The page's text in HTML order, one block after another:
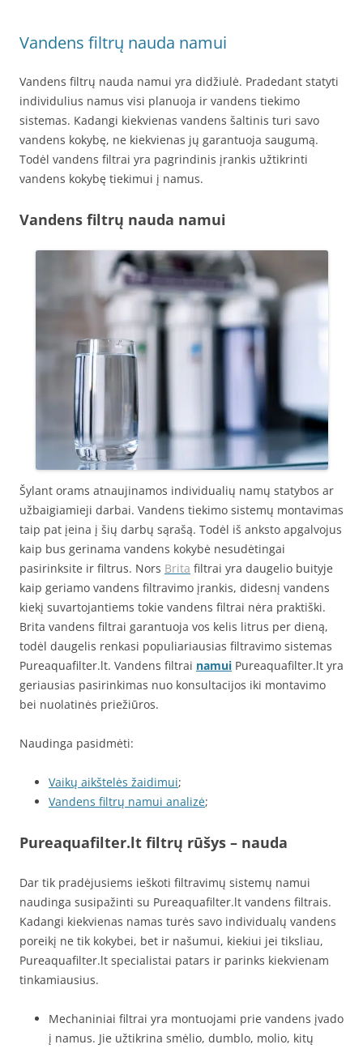
Vandens filtrų nauda namui
Vandens filtrų nauda namui yra didžiulė. Pradedant statyti
individulius namus visi planuoja ir vandens tiekimo
sistemas. Kadangi kiekvienas vandens šaltinis turi savo
vandens kokybę, ne kiekvienas jų garantuoja saugumą.
Todėl vandens filtrai yra pagrindinis įrankis užtikrinti
vandens kokybę tiekimui į namus.
Vandens filtrų nauda namui
Šylant orams atnaujinamos individualių namų statybos ar
užbaigiamieji darbai. Vandens tiekimo sistemų montavimas
taip pat įeina į šių darbų sąrašą. Todėl iš anksto apgalvojus
kaip bus gerinama vandens kokybė nesudėtingai
pasirinksite ir filtrus. Nors Brita filtrai yra daugelio buityje
kaip geriamo vandens filtravimo įrankis, didesnį vandens
kiekį suvartojantiems tokie vandens filtrai nėra praktiški.
Brita vandens filtrai garantuoja vos kelis litrus per dieną,
todėl daugelis renkasi populiariausias filtravimo sistemas
Pureaquafilter.lt. Vandens filtrai namui Pureaquafilter.lt yra
geriausias pasirinkimas nuo konsultacijos iki montavimo
bei nuolatinės priežiūros.
Naudinga pasidmėti:
Vaikų aikštelės žaidimui;
Vandens filtrų namui analizė;
Pureaquafilter.lt filtrų rūšys – nauda
Dar tik pradėjusiems ieškoti filtravimų sistemų namui
naudinga susipažinti su Pureaquafilter.lt vandens filtrais.
Kadangi kiekvienas namas turės savo individualų vandens
poreikį ne tik kokybei, bet ir našumui, kiekiui jei tiksliau,
Pureaquafilter.lt specialistai patars ir parinks kiekvienam
tinkamiausius.
Mechaniniai filtrai yra montuojami prie vandens įvado
į namus. Jie užtikrina smėlio, dumblo, molio, kitų